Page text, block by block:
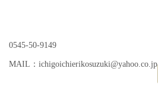
0545-50-9149
MAIL：ichigoichierikosuzuki@yahoo.co.jp